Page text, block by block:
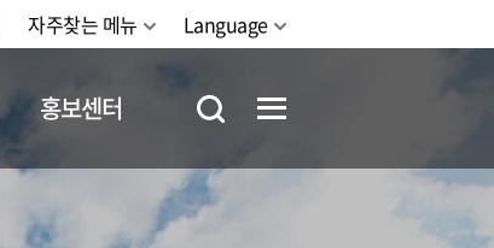
자주찾는 메뉴 Language
홍보센터